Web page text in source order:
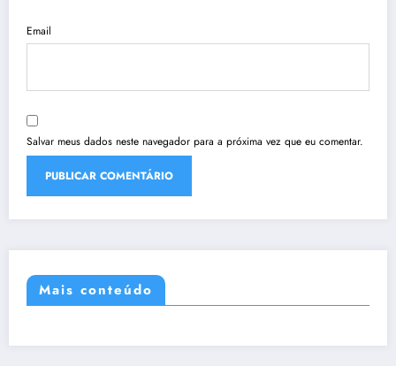
Email
Salvar meus dados neste navegador para a próxima vez que eu comentar.
Mais conteúdo